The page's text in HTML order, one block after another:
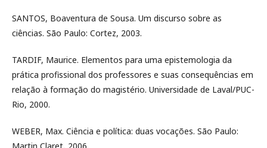
SANTOS, Boaventura de Sousa. Um discurso sobre as
ciências. São Paulo: Cortez, 2003.
TARDIF, Maurice. Elementos para uma epistemologia da
prática profissional dos professores e suas consequências em
relação à formação do magistério. Universidade de Laval/PUC-
Rio, 2000.
WEBER, Max. Ciência e política: duas vocações. São Paulo:
Martin Claret, 2006.